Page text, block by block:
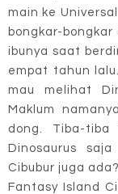
main ke
bongkar-
ibunya saat
empat tahun
mau melihat
Maklum
dong. Tiba-
Dinosaurus
Cibubur juga
Fantasy Island